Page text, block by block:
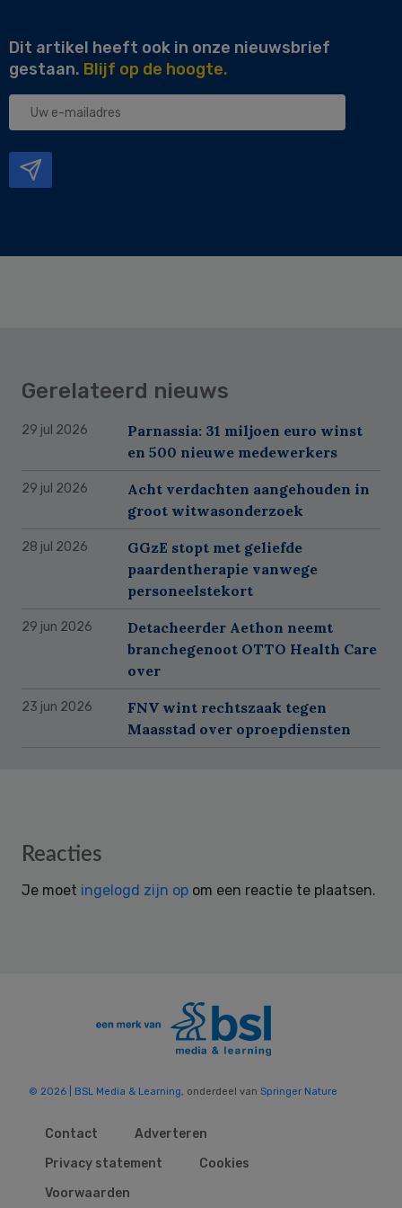
Dit artikel heeft ook in onze nieuwsbrief
gestaan. Blijf op de hoogte.
Uw
Gerelateerd nieuws
29 jul 2026
Parnassia: 31 miljoen euro winst
en 500 nieuwe medewerkers
29 jul 2026
Acht verdachten aangehouden in
groot witwasonderzoek
28 jul 2026
GGzE stopt met geliefde
paardentherapie vanwege
personeelstekort
29 jun 2026
Detacheerder Aethon neemt
branchegenoot OTTO Health Care
over
23 jun 2026
FNV wint rechtszaak tegen
Maasstad over oproepdiensten
Reader
Reacties
Je moet ingelogd zijn op om een reactie te plaatsen.
© 2026 | BSL Media & Learning, onderdeel van Springer Nature
Contact
Adverteren
Privacy statement
Cookies
Voorwaarden